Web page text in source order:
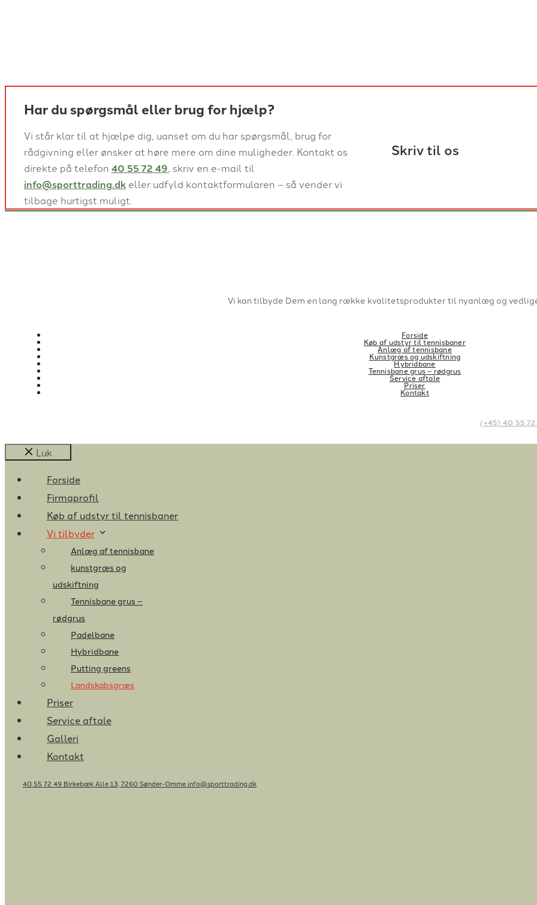
Har du spørgsmål eller brug for hjælp?
Vi står klar til at hjælpe dig, uanset om du har spørgsmål, brug for
rådgivning eller ønsker at høre mere om dine muligheder. Kontakt os
direkte på telefon 40 55 72 49, skriv en e-mail til
info@sporttrading.dk eller udfyld kontaktformularen – så vender vi
tilbage hurtigst muligt.
Skriv til os
Vi kan tilbyde Dem en lang række kvalitetsprodukter til nyanlæg og
Forside
Køb af udstyr til tennisbaner
Anlæg af tennisbane
Kunstgræs og udskiftning
Hybridbane
Tennisbane grus – rødgrus
Service aftale
Priser
Kontakt
(+45) 40 55 72
Luk
Forside
Firmaprofil
Køb af udstyr til tennisbaner
Vi tilbyder
Anlæg af tennisbane
kunstgræs og
udskiftning
Tennisbane grus –
rødgrus
Padelbane
Hybridbane
Putting greens
Landskabsgræs
Priser
Service aftale
Galleri
Kontakt
40 55 72 49 Birkebæk Alle 13, 7260 Sønder-Omme info@sporttrading.dk